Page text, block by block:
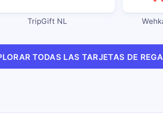
TripGift NL
TODAS LAS TARJETAS DE